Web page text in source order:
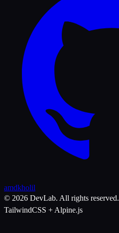
amdkholil
© 2026 DevLab. All rights reserved.
TailwindCSS + Alpine.js